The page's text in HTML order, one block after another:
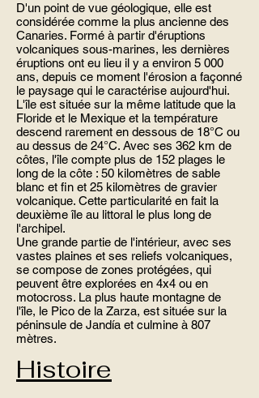
D'un point de vue géologique, elle est
considérée comme la plus ancienne des
Canaries. Formé à partir d'éruptions
volcaniques sous-marines, les dernières
éruptions ont eu lieu il y a environ 5 000
ans, depuis ce moment l'érosion a façonné
le paysage qui le caractérise aujourd'hui.
L'île est située sur la même latitude que la
Floride et le Mexique et la température
descend rarement en dessous de 18°C ​​ou
au dessus de 24°C. Avec ses 362 km de
côtes, l'île compte plus de 152 plages le
long de la côte : 50 kilomètres de sable
blanc et fin et 25 kilomètres de gravier
volcanique. Cette particularité en fait la
deuxième île au littoral le plus long de
l'archipel.
Une grande partie de l'intérieur, avec ses
vastes plaines et ses reliefs volcaniques,
se compose de zones protégées, qui
peuvent être explorées en 4x4 ou en
motocross. La plus haute montagne de
l'île, le Pico de la Zarza, est située sur la
péninsule de Jandía et culmine à 807
mètres.
Histoire